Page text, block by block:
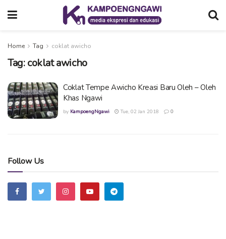
Home Tag coklat awicho
Tag:coklat awicho
Coklat Tempe Awicho Kreasi Baru Oleh – Oleh
Khas Ngawi
by KampoengNgawi Tue, 02 Jan 2018 0
Follow Us